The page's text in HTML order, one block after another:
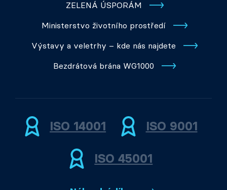
ZELENÁ ÚSPORÁM
Ministerstvo životního prostředí
Výstavy a veletrhy – kde nás najdete
Bezdrátová brána WG1000
ISO 14001 ISO 9001
ISO 45001